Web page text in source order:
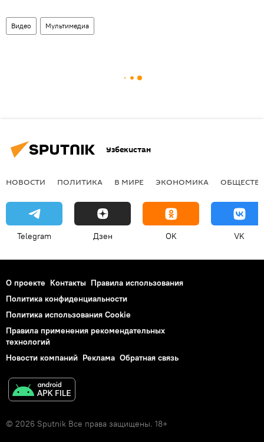
Видео Мультимедиа
Узбекистан
НОВОСТИ ПОЛИТИКА В МИРЕ ЭКОНОМИКА
Telegram Дзен OK VK
О проекте Контакты Правила использования
Политика конфиденциальности
Политика использования Cookie
Правила применения рекомендательных
технологий
Новости компаний Реклама Обратная связь
© 2026 Sputnik Все права защищены. 18+